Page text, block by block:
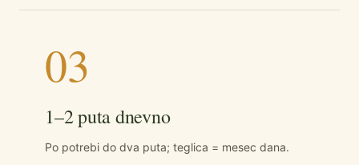
03
1–2 puta dnevno
Po potrebi do dva puta; teglica = mesec dana.